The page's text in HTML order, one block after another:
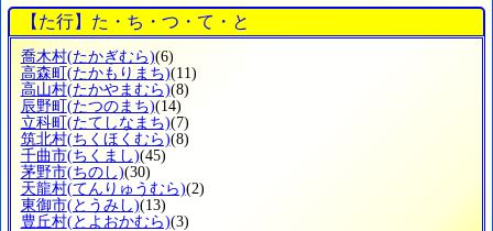
【た行】た・ち・つ・て・と
喬木村(たかぎむら)(6)
高森町 (たかもりまち)(11)
高山村(たかやまむら)(8)
辰野町 (たつのまち)(14)
立科町 (たてしなまち)(7)
筑北村(ちくほくむら)(8)
千曲市(ちくまし)(45)
茅野市(ちのし)(30)
天龍村(てんりゅうむら)(2)
東御市(とうみし)(13)
豊丘村(とよおかむら)(3)